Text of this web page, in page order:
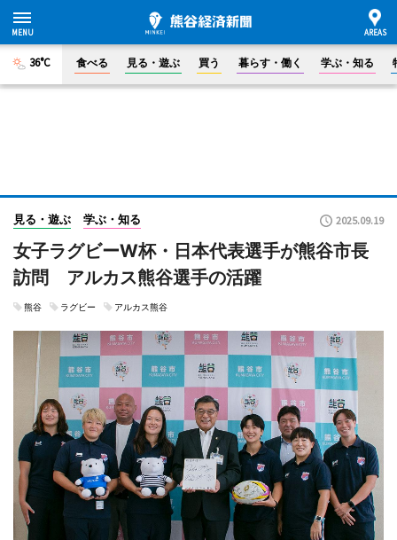
36°C 食べる 見る・遊ぶ 買う 暮らす・働く 学ぶ・知る
見る・遊ぶ 学ぶ・知る 2025.09.19
女子ラグビーW杯・日本代表選手が熊谷市長
訪問 アルカス熊谷選手の活躍
熊谷 ラグビー アルカス熊谷